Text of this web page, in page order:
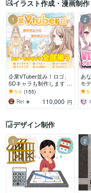
イラスト作成・漫画制作
1
企業VTuber並み！ロゴ、
SDキャラも制作します デ
ビュー徹底サポート！満
足いくまで修正無制限、
著作権譲渡
5.0 (155)
Rei ★
110,000 円
2
あ
モ
オ
デ
き
デザイン制作
1 2